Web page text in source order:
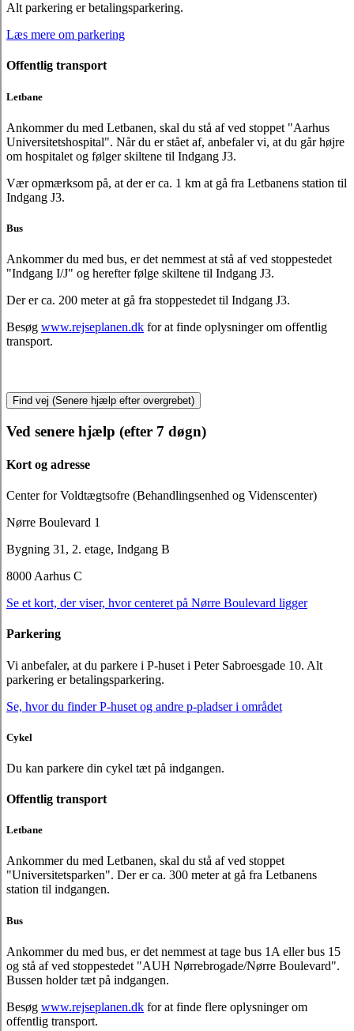
Alt parkering er betalingsparkering.
Læs mere om parkering
Offentlig transport
Letbane
Ankommer du med Letbanen, skal du stå af ved stoppet "Aarhus
Universitetshospital". Når du er stået af, anbefaler vi, at du går højre
om hospitalet og følger skiltene til Indgang J3.
Vær opmærksom på, at der er ca. 1 km at gå fra Letbanens station til
Indgang J3.
Bus
Ankommer du med bus, er det nemmest at stå af ved stoppestedet
"Indgang I/J" og herefter følge skiltene til Indgang J3.
Der er ca. 200 meter at gå fra stoppestedet til Indgang J3.
Besøg www.rejseplanen.dk for at finde oplysninger om offentlig
transport.
Find vej (Senere hjælp efter overgrebet)
Ved senere hjælp (efter 7 døgn)
Kort og adresse
Center for Voldtægtsofre (Behandlingsenhed og Videnscenter)
Nørre Boulevard 1
Bygning 31, 2. etage, Indgang B
8000 Aarhus C
Se et kort, der viser, hvor centeret på Nørre Boulevard ligger
Parkering
Vi anbefaler, at du parkere i P-huset i Peter Sabroesgade 10. Alt
parkering er betalingsparkering.
Se, hvor du finder P-huset og andre p-pladser i området
Cykel
Du kan parkere din cykel tæt på indgangen.
Offentlig transport
Letbane
Ankommer du med Letbanen, skal du stå af ved stoppet
"Universitetsparken". Der er ca. 300 meter at gå fra Letbanens
station til indgangen.
Bus
Ankommer du med bus, er det nemmest at tage bus 1A eller bus 15
og stå af ved stoppestedet "AUH Nørrebrogade/Nørre Boulevard".
Bussen holder tæt på indgangen.
Besøg www.rejseplanen.dk for at finde flere oplysninger om
offentlig transport.